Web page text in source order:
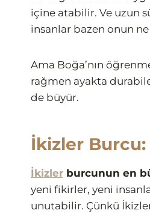
içine atabilir. Ve uzun
insanlar bazen onun
Ama Boğa’nın
rağmen ayakta
de büyür.
İkizler Burcu:
İkizler burcunun en
yeni fikirler, yeni
unutabilir. Çünkü